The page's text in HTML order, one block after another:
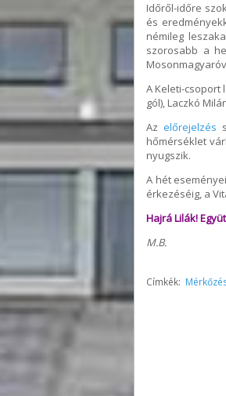
Időről-időre
és
némileg
szorosabb a
A Keleti-csoport
gól), Laczkó
Az előrejelzés
hőmérséklet
nyugszik.
A hét
érkezéséig, a
Hajrá Lilák!
M.B.
Címkék: